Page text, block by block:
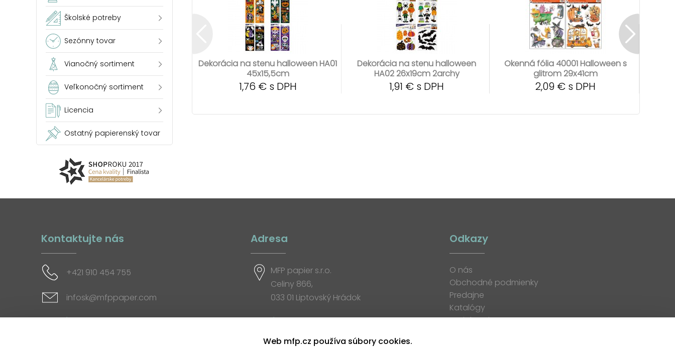
Školské potreby
Sezónny tovar
Vianočný sortiment
Veľkonočný sortiment
Licencia
Ostatný papierenský tovar
Dekorácia na stenu halloween HA01
45x15,5cm
1,76 € s DPH
Dekorácia na stenu halloween
HA02 26x19cm 2archy
1,91 € s DPH
Okenná fólia 40001 Halloween s
glitrom 29x41cm
2,09 € s DPH
Kontaktujte nás
+421 910 454 755
infosk@mfppaper.com
Sociálne siete
Adresa
MFP papier s.r.o.
Celiny 866,
033 01 Liptovský Hrádok
Otváracia doba
Odkazy
O nás
Obchodné podmienky
Predajne
Katalógy
K stiahnutiu
Web mfp.cz používa súbory cookies.